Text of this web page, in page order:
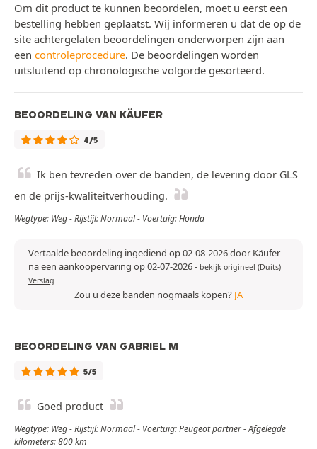
Om dit product te kunnen beoordelen, moet u eerst een
bestelling hebben geplaatst. Wij informeren u dat de op de
site achtergelaten beoordelingen onderworpen zijn aan
een controleprocedure. De beoordelingen worden
uitsluitend op chronologische volgorde gesorteerd.
BEOORDELING VAN KÄUFER
4/5
Ik ben tevreden over de banden, de levering door GLS
en de prijs-kwaliteitverhouding.
Wegtype: Weg - Rijstijl: Normaal - Voertuig: Honda
Vertaalde beoordeling ingediend op 02-08-2026 door Käufer
na een aankoopervaring op 02-07-2026- bekijk origineel (Duits)
Verslag
Zou u deze banden nogmaals kopen? JA
BEOORDELING VAN GABRIEL M
5/5
Goed product
Wegtype: Weg - Rijstijl: Normaal - Voertuig: Peugeot partner - Afgelegde
kilometers: 800 km